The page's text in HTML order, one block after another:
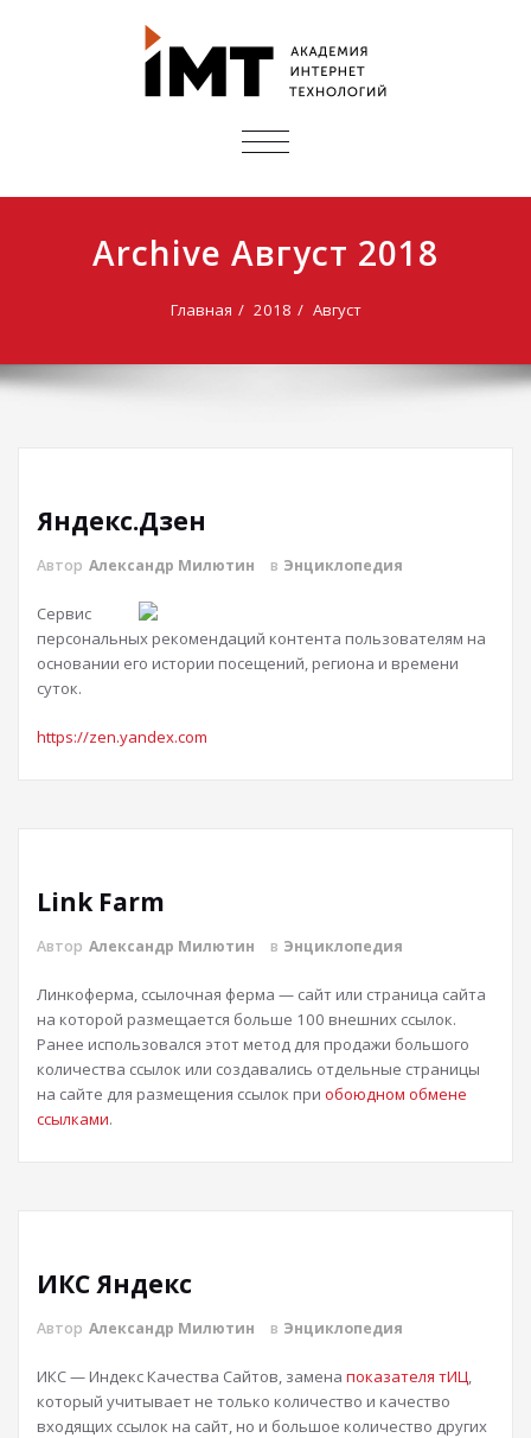
ПОКАЗАТЬ/
Archive Август 2018
Главная 2018 Август
Яндекс.Дзен
Автор Александр Милютин в Энциклопедия
Сервис
персональных рекомендаций контента пользователям на
основании его истории посещений, региона и времени
суток.
https://zen.yandex.com
Link Farm
Автор Александр Милютин в Энциклопедия
Линкоферма, ссылочная ферма — сайт или страница сайта
на которой размещается больше 100 внешних ссылок.
Ранее использовался этот метод для продажи большого
количества ссылок или создавались отдельные страницы
на сайте для размещения ссылок при обоюдном обмене
ссылками.
ИКС Яндекс
Автор Александр Милютин в Энциклопедия
ИКС — Индекс Качества Сайтов, замена показателя тИЦ,
который учитывает не только количество и качество
входящих ссылок на сайт, но и большое количество других